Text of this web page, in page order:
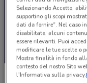
Eolo
Selezionando Accetto,
supportino gli scopi
dati da fornire". Nel caso
disabilitate, alcuni
essere rilevanti. Puoi
modificare le tue scelte o
Mostra finalità in fondo
contesto del nostro Sito
l'Informativa sulla privacy.